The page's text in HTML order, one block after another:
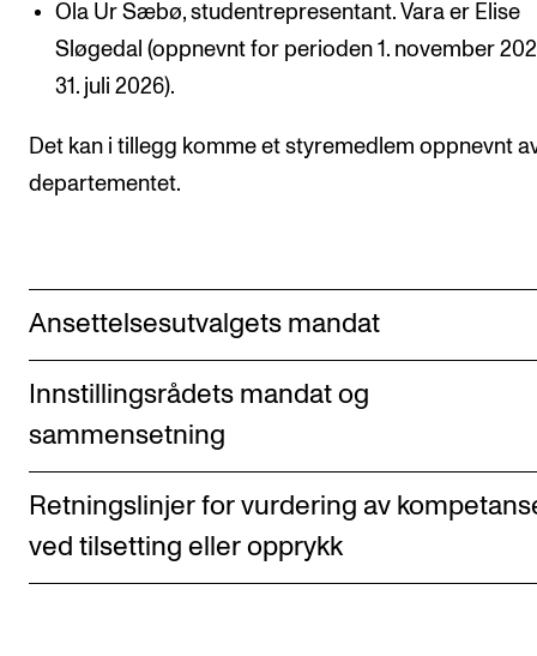
FORSKNING OG UTVIKLINGSARBEID
Om FoU på NMH
For ph.d.-programmet i kunstnerisk utviklingsarbeid
KONSERTER OG ARRANGEMENTER
Låne utstyr – lyd, lys og video
Konsertopptak
Ola Ur Sæbø, studentrepresentant. Vara er Elise
Sløgedal (oppnevnt for perioden 1. november
31. juli 2026).
Det kan i tillegg komme et styremedlem oppnevnt
departementet.
Ansettelsesutvalgets mandat
Innstillingsrådets mandat og
sammensetning
Retningslinjer for vurdering av
ved tilsetting eller opprykk